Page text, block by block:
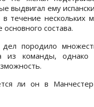
выдвигал ему
в течение нескольких
состава.
породило
из команды, однако
ли он в